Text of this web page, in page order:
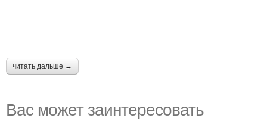
читать дальше →
Вас может заинтересовать